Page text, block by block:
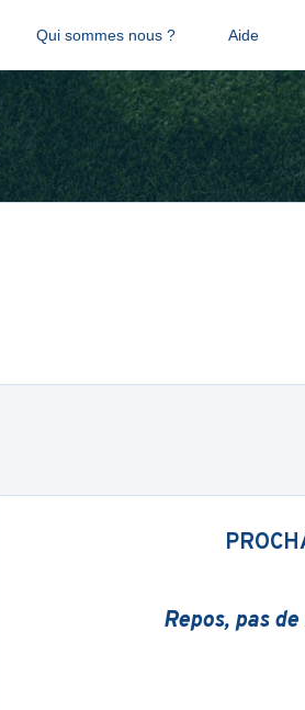
Qui sommes nous ? Aide
Repos, pas